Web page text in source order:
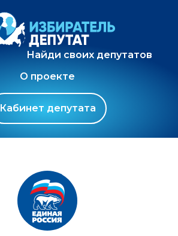
Найди своих депутатов
О проекте
Кабинет депутата